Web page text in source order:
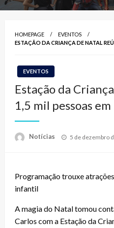
HOMEPAGE
EVENTOS
ESTAÇÃO DA CRIANÇA DE NATAL
EVENTOS
Estação da
1,5 mil pessoas
Notícias
Posted
5 de dezembro
Programação trouxe
infantil
A magia do Natal tomou
Carlos com a Estação da